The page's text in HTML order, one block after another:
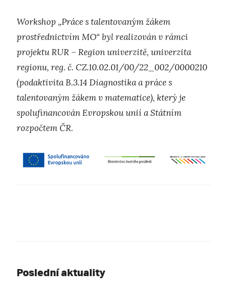
Workshop „Práce s talentovaným žákem
prostřednictvím MO“ byl realizován v rámci
projektu RUR – Region univerzitě, univerzita
regionu, reg. č. CZ.10.02.01/00/22_002/0000210
(podaktivita B.3.14 Diagnostika a práce s
talentovaným žákem v matematice), který je
spolufinancován Evropskou unií a Státním
rozpočtem ČR.
Poslední aktuality